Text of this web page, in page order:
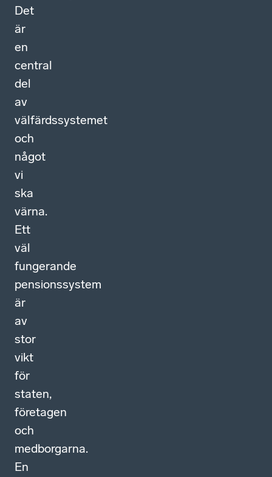
Det
är
en
central
del
av
välfärdssystemet
och
något
vi
ska
värna.
Ett
väl
fungerande
pensionssystem
är
av
stor
vikt
för
staten,
företagen
och
medborgarna.
En